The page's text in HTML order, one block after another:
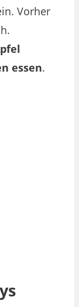
Vorher
essen.